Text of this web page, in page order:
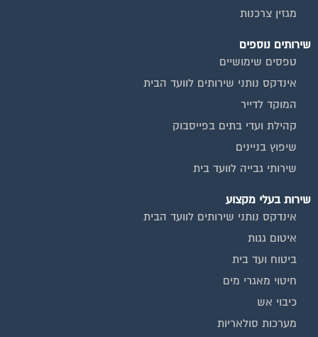
מגזין צרכנות
שירותים נוספים
טפסים שימושיים
אינדקס נותני שירותים לוועד הבית
המוקד לדייר
קהילת ועדי בתים בפייסבוק
שיפוץ בניינים
שירותי גבייה לוועד בית
שירות בעלי מקצוע
אינדקס נותני שירותים לוועד הבית
איטום גגות
ביטוח ועד בית
חיטוי מאגרי מים
כיבוי אש
מערכות סולאריות